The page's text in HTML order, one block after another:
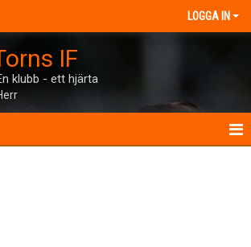
LOGGA IN
IF
klubb - ett hjärta